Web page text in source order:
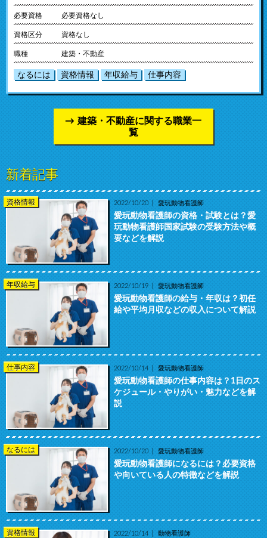
必要資格 必要資格なし
資格区分 資格なし
職種 建築・不動産
なるには 資格情報 年収給与 仕事内容
建築・不動産に関する職業一
覧
新着記事
資格情報 2022/10/20 愛玩動物看護師
愛玩動物看護師の資格・試験とは？愛
玩動物看護師国家試験の受験方法や概
要などを解説
年収給与 2022/10/19 愛玩動物看護師
愛玩動物看護師の給与・年収は？初任
給や平均月収などの収入について解説
仕事内容 2022/10/14 愛玩動物看護師
愛玩動物看護師の仕事内容は？1日のス
ケジュール・やりがい・魅力などを解
説
なるには 2022/10/20 愛玩動物看護師
愛玩動物看護師になるには？必要資格
や向いている人の特徴などを解説
資格情報 2022/10/14 動物看護師